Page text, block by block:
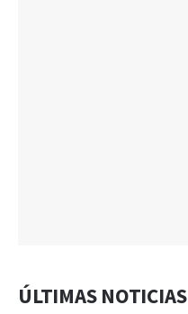
ÚLTIMAS NOTICIAS